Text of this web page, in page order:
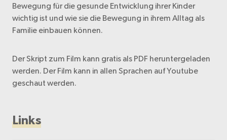
Bewegung für die gesunde Entwicklung ihrer Kinder
wichtig ist und wie sie die Bewegung in ihrem Alltag als
Familie einbauen können.
Der Skript zum Film kann gratis als PDF heruntergeladen
werden. Der Film kann in allen Sprachen auf Youtube
geschaut werden.
Links